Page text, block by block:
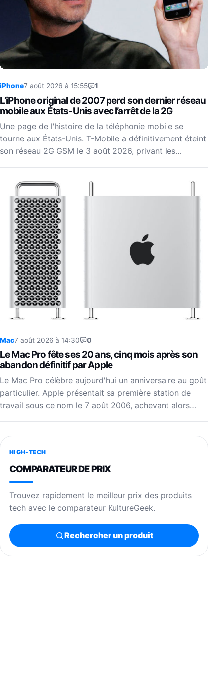
iPhone7 août 2026 à 15:55 1
L’iPhone original de 2007 perd son dernier réseau
mobile aux États-Unis avec l’arrêt de la 2G
Une page de l'histoire de la téléphonie mobile se
tourne aux États-Unis. T-Mobile a définitivement éteint
son réseau 2G GSM le 3 août 2026, privant les…
Mac7 août 2026 à 14:30 0
Le Mac Pro fête ses 20 ans, cinq mois après son
abandon définitif par Apple
Le Mac Pro célèbre aujourd'hui un anniversaire au goût
particulier. Apple présentait sa première station de
travail sous ce nom le 7 août 2006, achevant alors…
HIGH-TECH
COMPARATEUR DE PRIX
Trouvez rapidement le meilleur prix des produits
tech avec le comparateur KultureGeek.
Rechercher un produit